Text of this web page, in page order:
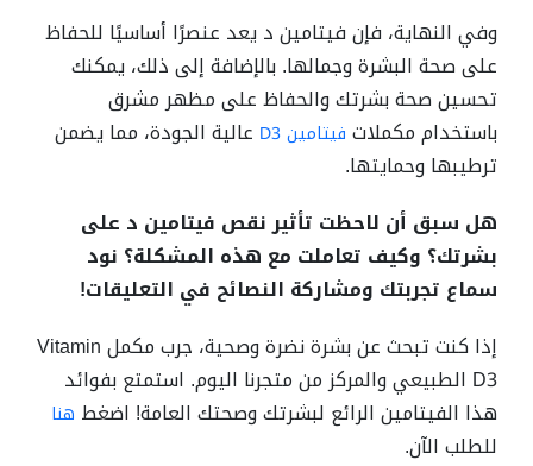
وفي النهاية، فإن فيتامين د يعد عنصرًا أساسيًا للحفاظ
على صحة البشرة وجمالها. بالإضافة إلى ذلك، يمكنك
تحسين صحة بشرتك والحفاظ على مظهر مشرق
باستخدام مكملات فيتامين D3
عالية الجودة، مما يضمن
ترطيبها وحمايتها.
هل سبق أن لاحظت تأثير نقص فيتامين د على
بشرتك؟ وكيف تعاملت مع هذه المشكلة؟ نود
سماع تجربتك ومشاركة النصائح في التعليقات!
إذا كنت تبحث عن بشرة نضرة وصحية، جرب مكمل Vitamin
D3 الطبيعي والمركز من متجرنا اليوم. استمتع بفوائد
هذا الفيتامين الرائع لبشرتك وصحتك العامة! اضغط هنا
للطلب الآن.